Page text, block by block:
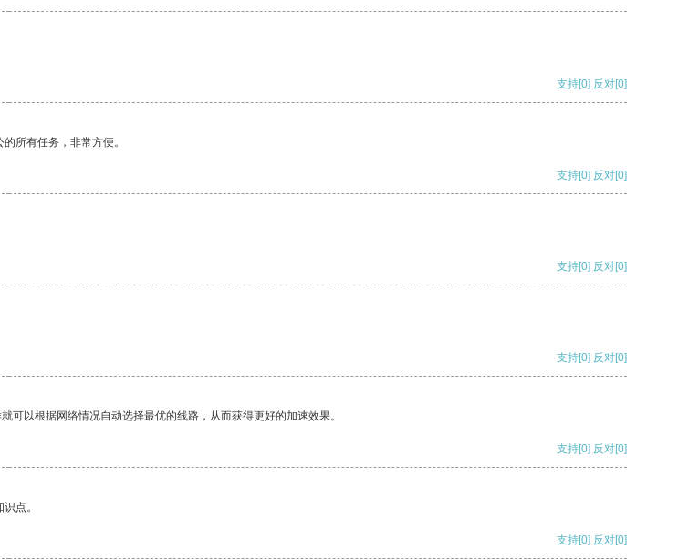
支持[0] 反对[0]
所有任务，非常方便。
支持[0] 反对[0]
支持[0] 反对[0]
支持[0] 反对[0]
以根据网络情况自动选择最优的线路，从而获得更好的加速效果。
支持[0] 反对[0]
点。
支持[0] 反对[0]